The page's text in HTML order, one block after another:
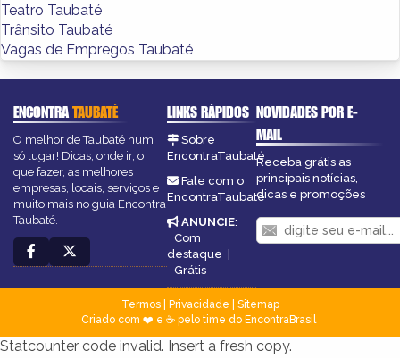
Teatro Taubaté
Trânsito Taubaté
Vagas de Empregos Taubaté
ENCONTRATAUBATÉ
O melhor de Taubaté num
só lugar! Dicas, onde ir, o
que fazer, as melhores
empresas, locais, serviços e
muito mais no guia Encontra
Taubaté.
LINKS RÁPIDOS
Sobre
EncontraTaubaté
Fale com o
EncontraTaubaté
ANUNCIE:
Com
destaque |
Grátis
NOVIDADES POR E-
MAIL
Receba grátis as
principais notícias,
dicas e promoções
Termos| Privacidade
Sitemap
Criado com ❤️ e ☕ pelo time do EncontraBrasil
Statcounter code invalid. Insert a fresh copy.